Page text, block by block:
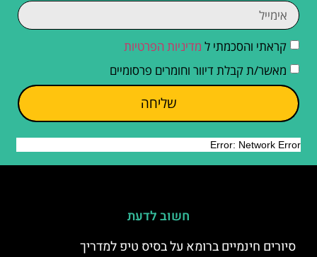
קראתי והסכמתי ל מדיניות הפרטיות
מאשר/ת קבלת דיוור וחומרים פרסומיים
שליחה
חשוב לדעת
סיורים חינמיים ברומא על בסיס טיפ למדריך